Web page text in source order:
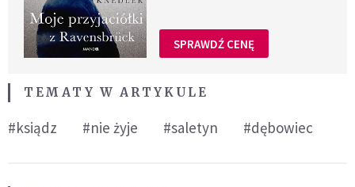
SPRAWDŹ CENĘ
TEMATY W ARTYKULE
#ksiądz #nie żyje #saletyn #dębowiec